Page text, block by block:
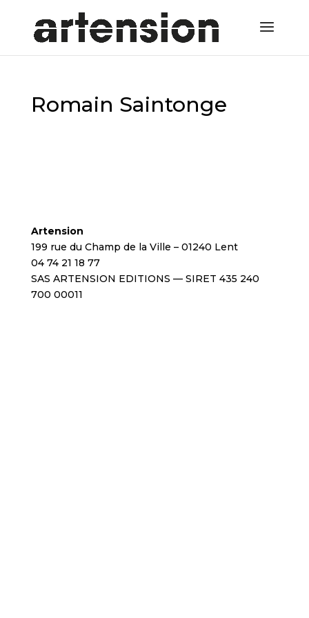
Romain Saintonge
Artension
199 rue du Champ de la Ville – 01240 Lent
04 74 21 18 77
SAS ARTENSION EDITIONS — SIRET 435 240
700 00011